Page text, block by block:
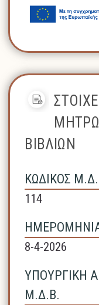
ΒΙΒΛΙΩΝ
ΚΩΔΙΚΟΣ
114
8-4-2026
ΥΠΟΥΡΓΙΚΗ
Μ.Δ.Β.